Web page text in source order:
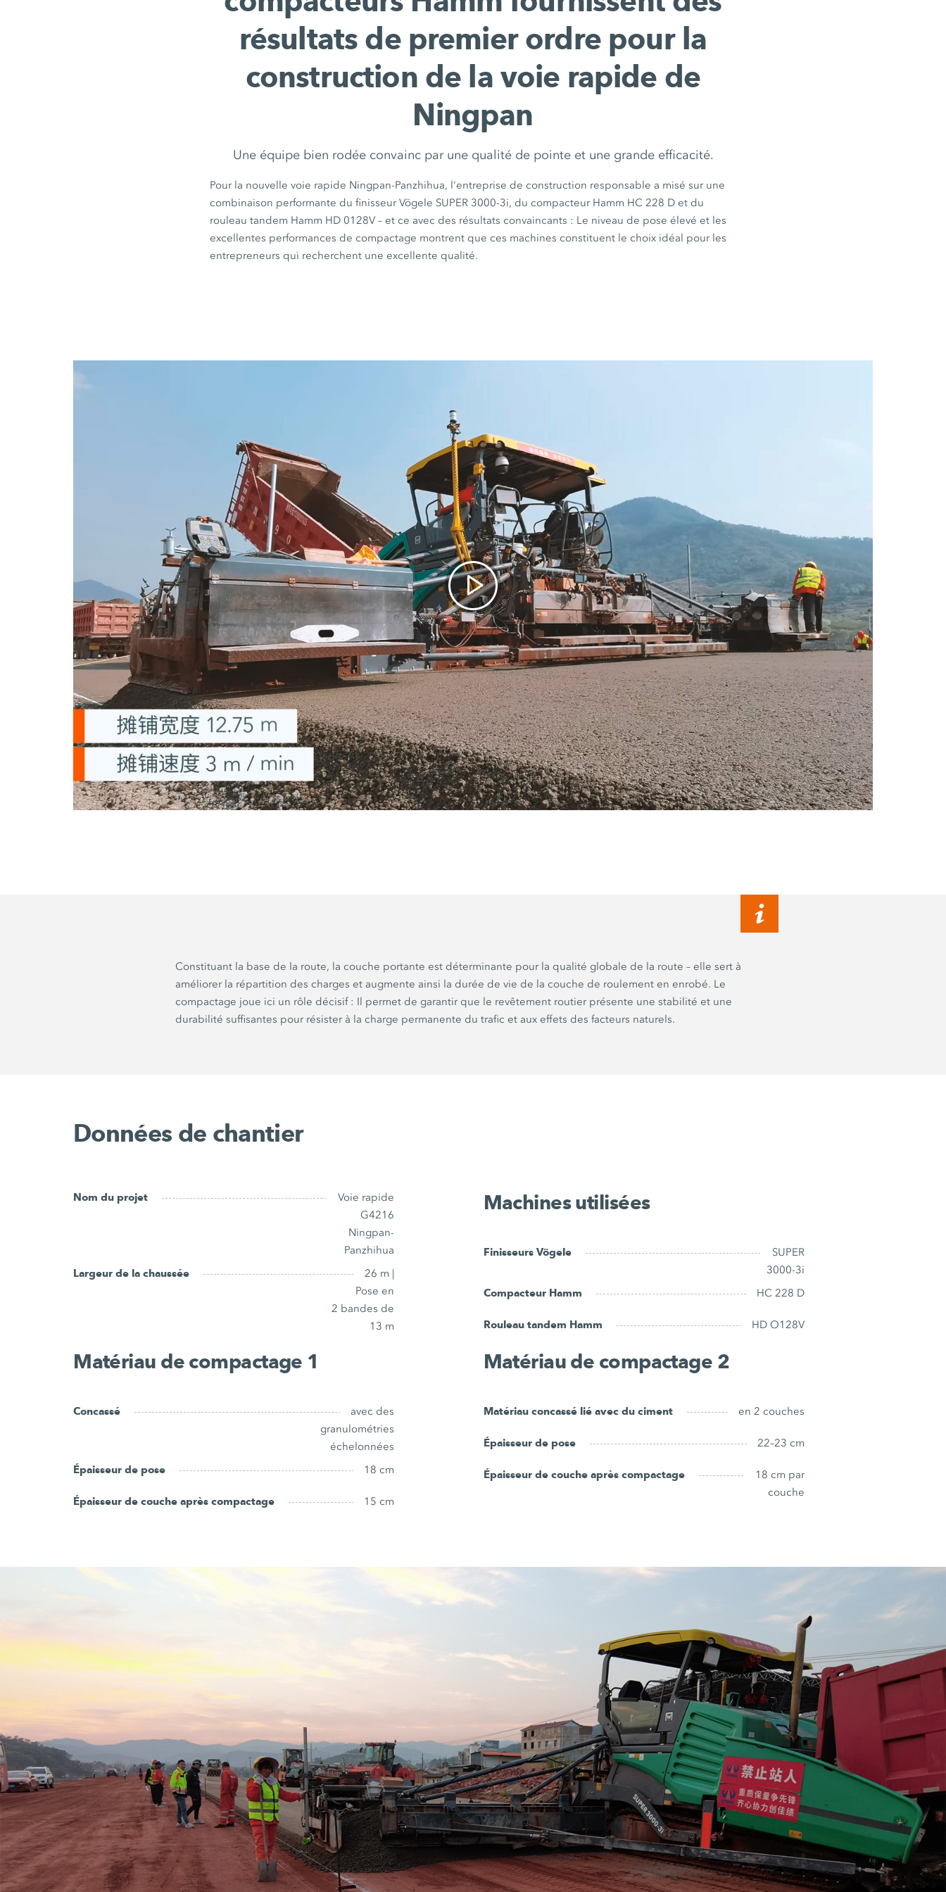
résultats de premier ordre pour la
construction de la voie rapide de
Ningpan
Une équipe bien rodée convainc par une qualité de pointe et une grande efficacité.
Pour la nouvelle voie rapide Ningpan-Panzhihua, l'entreprise de construction responsable a misé sur une
combinaison performante du finisseurVögele SUPER 3000-3i, du compacteur Hamm HC 228 D et du
rouleau tandem Hamm HD 0128V – et ce avec des résultatsconvaincants : Le niveau de pose élevé et les
excellentes performances de compactage montrent que ces machines constituent le choix idéal pour les
entrepreneurs qui recherchent une excellente qualité.
Constituant la base de la route, la couche portante est déterminante pour la qualité globale de la route – elle sert à
améliorer la répartition des charges et augmente ainsi la durée de vie de la couche de roulement en enrobé. Le
compactage joue ici un rôle décisif : Il permet de garantir que le revêtement routier présente une stabilité et une
durabilité suffisantes pour résister à la charge permanente du trafic et aux effets des facteurs naturels.
Données de chantier
Nom du projet
Voie rapide
G4216
Ningpan-
Panzhihua
Largeur de la chaussée
26 m |
Pose en
2 bandes de
13 m
Machines utilisées
Finisseurs Vögele
SUPER
3000-3i
Compacteur Hamm
HC 228 D
Rouleau tandem Hamm HD O128V
Matériau de compactage 1
Concassé
avec des
granulométries
échelonnées
Épaisseur de pose
18 cm
Épaisseur de couche après compactage 15 cm
Matériau de compactage 2
Matériau concassé lié avec du ciment en 2 couches
Épaisseur de pose 22–23 cm
Épaisseur de couche après compactage
18 cm par
couche